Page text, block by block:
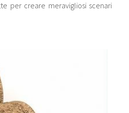
per creare meravigliosi scenari